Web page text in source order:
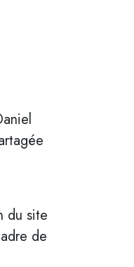
du site
de